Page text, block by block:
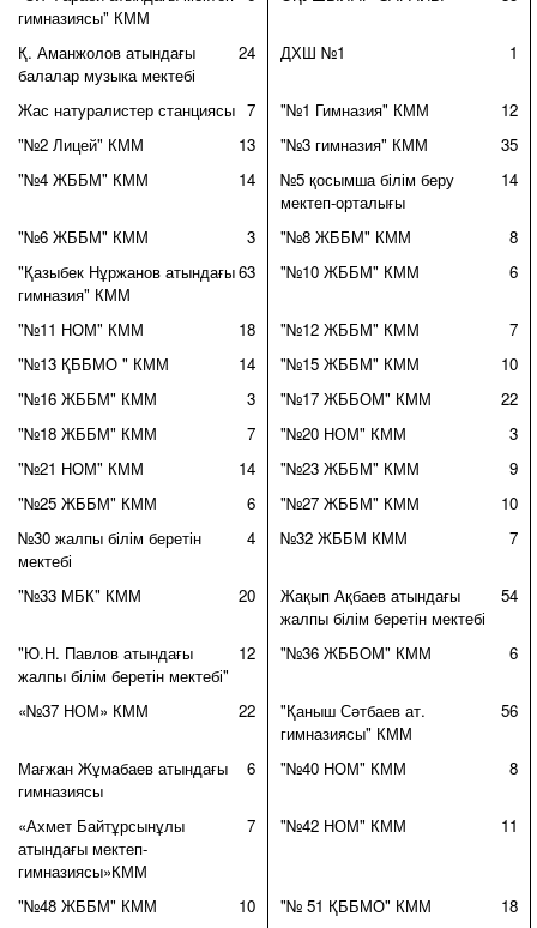
гимназиясы" КММ
Қ. Аманжолов атындағы
балалар музыка мектебі
24 ДХШ №1 1
Жас натуралистер станциясы 7 "№1 Гимназия" КММ
12
"№2 Лицей" КММ
13 "№3 гимназия" КММ
35
"№4 ЖББМ" КММ
14
№5 қосымша білім беру
мектеп-орталығы
14
"№6 ЖББМ" КММ 3 "№8 ЖББМ" КММ
8
"Қазыбек Нұржанов атындағы
гимназия" КММ
63 "№10 ЖББМ" КММ 6
"№11 НОМ" КММ 18 "№12 ЖББМ" КММ
7
"№13 ҚББМО " КММ
14 "№15 ЖББМ" КММ
10
"№16 ЖББМ" КММ
3 "№17 ЖББОМ" КММ
22
"№18 ЖББМ" КММ
7 "№20 НОМ" КММ
3
"№21 НОМ" КММ
14 "№23 ЖББМ" КММ
9
"№25 ЖББМ" КММ
6 "№27 ЖББМ" КММ
10
№30 жалпы білім беретін
мектебі
4 №32 ЖББМ КММ 7
"№33 МБК" КММ 20
Жақып Ақбаев атындағы
жалпы білім беретін мектебі
54
"Ю.Н. Павлов атындағы
жалпы білім беретін мектебі"
12 "№36 ЖББОМ" КММ 6
«№37 НОМ» КММ 22
"Қаныш Сәтбаев ат.
гимназиясы" КММ
56
Мағжан Жұмабаев атындағы
гимназиясы
6 "№40 НОМ" КММ 8
«Ахмет Байтұрсынұлы
атындағы мектеп-
гимназиясы»КММ
7 "№42 НОМ" КММ 11
"№48 ЖББМ" КММ 10 "№ 51 ҚББМО" КММ
18